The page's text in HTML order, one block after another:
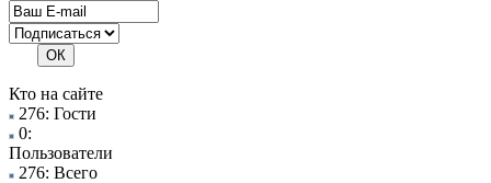
Кто на сайте
276: Гости
0:
Пользователи
276: Всего